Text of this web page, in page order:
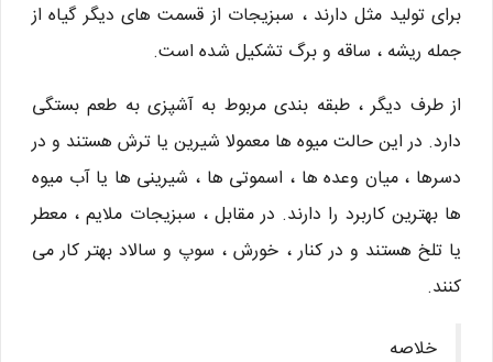
برای تولید مثل دارند ، سبزیجات از قسمت های دیگر گیاه از
جمله ریشه ، ساقه و برگ تشکیل شده است.
از طرف دیگر ، طبقه بندی مربوط به آشپزی به طعم بستگی
دارد. در این حالت میوه ها معمولا شیرین یا ترش هستند و در
دسرها ، میان وعده ها ، اسموتی ها ، شیرینی ها یا آب میوه
ها بهترین کاربرد را دارند. در مقابل ، سبزیجات ملایم ، معطر
یا تلخ هستند و در کنار ، خورش ، سوپ و سالاد بهتر کار می
کنند.
خلاصه